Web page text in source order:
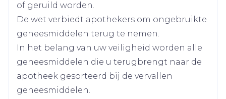
borsten (gynaecomastie),
Draaierigheid bij inname samen met
tamsulosine.
hartfalen (het hart wordt minder efficiënt in
Actieve
Ingrediënten
Behoud
Kamertemperatuur (15°C -
25°C)
of geruild worden.
De wet verbiedt apothekers om ongebruikte
geneesmiddelen terug te nemen.
In het belang van uw veiligheid worden alle
geneesmiddelen die u terugbrengt naar de
apotheek gesorteerd bij de vervallen
geneesmiddelen.